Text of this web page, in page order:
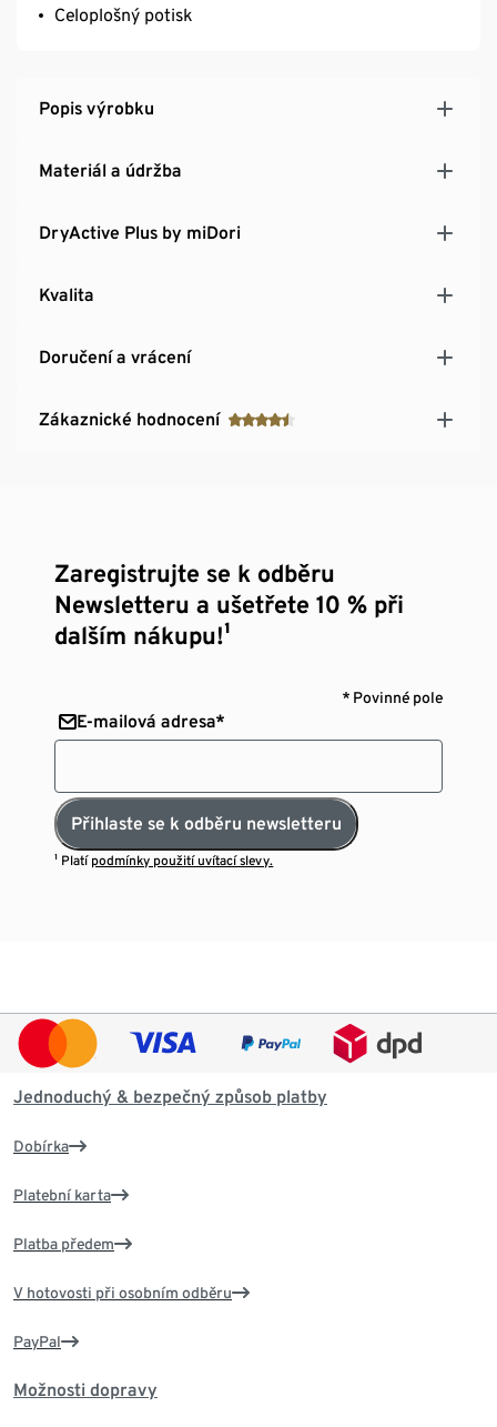
Celoplošný potisk
Popis výrobku
Materiál a údržba
DryActive Plus by miDori
Kvalita
Doručení a vrácení
Zákaznické hodnocení
Zaregistrujte se k odběru
Newsletteru a ušetřete 10 % při
dalším nákupu!¹
* Povinné pole
E-mailová adresa*
Přihlaste se k odběru newsletteru
¹ Platí podmínky použití uvítací slevy.
Jednoduchý & bezpečný způsob platby
Dobírka
Platební karta
Platba předem
V hotovosti při osobním odběru
PayPal
Možnosti dopravy